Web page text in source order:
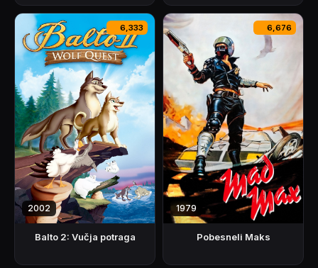
6,333
2002
Balto 2: Vučja potraga
6,676
1979
Pobesneli Maks